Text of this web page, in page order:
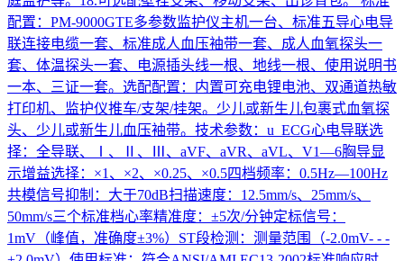
配置：PM-9000GTE多参数监护仪主机一台、标准五导心电导
联连接电缆一套、标准成人血压袖带一套、成人血氧探头一
套、体温探头一套、电源插头线一根、地线一根、使用说明书
一本、三证一套。选配配置：内置可充电锂电池、双通道热敏
打印机、监护仪推车/支架/挂架。少儿或新生儿包裹式血氧探
头、少儿或新生儿血压袖带。技术参数：u ECG心电导联选
择：全导联、Ⅰ、Ⅱ、Ⅲ、aVF、aVR、aVL、V1—6胸导显
示增益选择：×1、×2、×0.25、×0.5四档频率：0.5Hz—100Hz
共模信号抑制：大于70dB扫描速度：12.5mm/s、25mm/s、
50mm/s三个标准档心率精准度：±5次/分钟定标信号：
1mV（峰值，准确度±3%）ST段检测：测量范围（-2.0mV- - -